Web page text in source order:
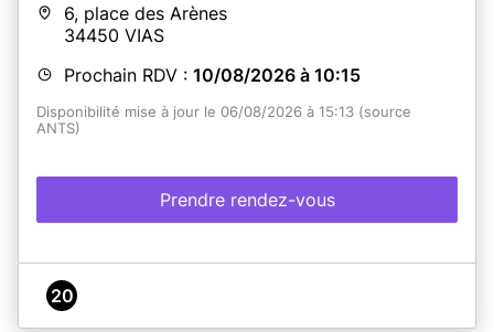
6, place des Arènes
34450 VIAS
Prochain RDV : 10/08/2026 à 10:15
Disponibilité mise à jour le 06/08/2026 à 15:13 (source
ANTS)
Prendre rendez-vous
20